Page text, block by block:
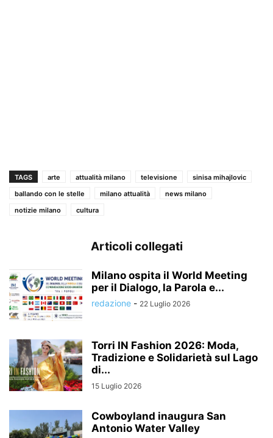
TAGS arte attualità milano televisione
sinisa mihajlovic
ballando con le stelle
milano attualità
news milano
notizie milano
cultura
Articoli collegati
Milano ospita il World Meeting
per il Dialogo, la Parola e...
redazione - 22 Luglio 2026
Torri IN Fashion 2026: Moda,
Tradizione e Solidarietà sul Lago
di...
15 Luglio 2026
Cowboyland inaugura San
Antonio Water Valley